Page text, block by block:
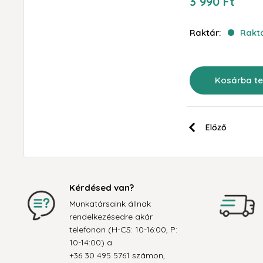
Raktár:
Kosárba
Előző
Kérdésed van?
Munkatársaink állnak
rendelkezésedre akár
telefonon (H-CS: 10-16:00, P:
10-14:00) a
+36 30 495 5761 számon,